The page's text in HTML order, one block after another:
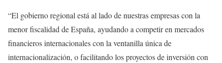
“El gobierno regional está al lado de nuestras empresas con la
menor fiscalidad de España, ayudando a competir en mercados
financieros internacionales con la ventanilla única de
internacionalización, o facilitando los proyectos de inversión con